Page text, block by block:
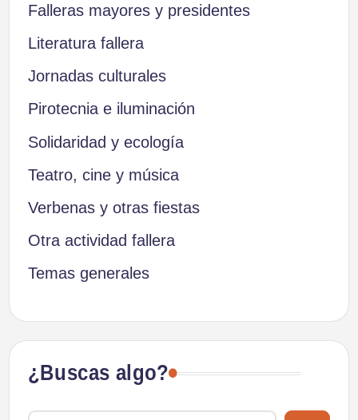
Falleras mayores y presidentes
Literatura fallera
Jornadas culturales
Pirotecnia e iluminación
Solidaridad y ecología
Teatro, cine y música
Verbenas y otras fiestas
Otra actividad fallera
Temas generales
¿Buscas algo?